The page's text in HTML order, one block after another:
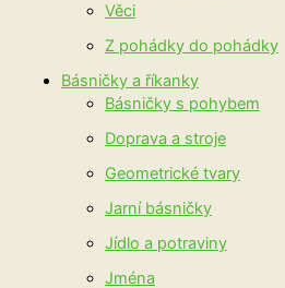
Věci
Z pohádky do pohádky
Básničky a říkanky
Básničky s pohybem
Doprava a stroje
Geometrické tvary
Jarní básničky
Jídlo a potraviny
Jména